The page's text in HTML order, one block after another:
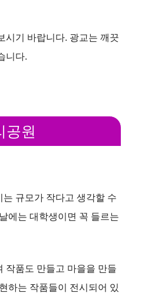
시기 바랍니다. 광교는 깨끗
니다.
공원
규모가 작다고 생각할 수
에는 대학생이면 꼭 들르는
작품도 만들고 마을을 만들
하는 작품들이 전시되어 있